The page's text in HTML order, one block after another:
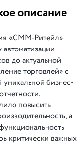
описание
«СММ-Ритейл»
до актуальной
торговлей» с
уникальной бизнес-
повысить
а
критически важных